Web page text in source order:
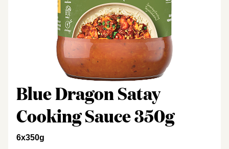
Blue Dragon Satay
Cooking Sauce 350g
6x350g